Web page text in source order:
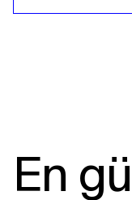
En